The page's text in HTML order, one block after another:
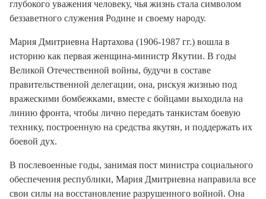
глубокого уважения человеку, чья жизнь стала символом
беззаветного служения Родине и своему народу.
Мария Дмитриевна Нартахова (1906-1987 гг.) вошла в
историю как первая женщина-министр Якутии. В годы
Великой Отечественной войны, будучи в составе
правительственной делегации, она, рискуя жизнью под
вражескими бомбежками, вместе с бойцами выходила на
линию фронта, чтобы лично передать танкистам боевую
технику, построенную на средства якутян, и поддержать их
боевой дух.
В послевоенные годы, занимая пост министра социального
обеспечения республики, Мария Дмитриевна направила все
свои силы на восстановление разрушенного войной. Она